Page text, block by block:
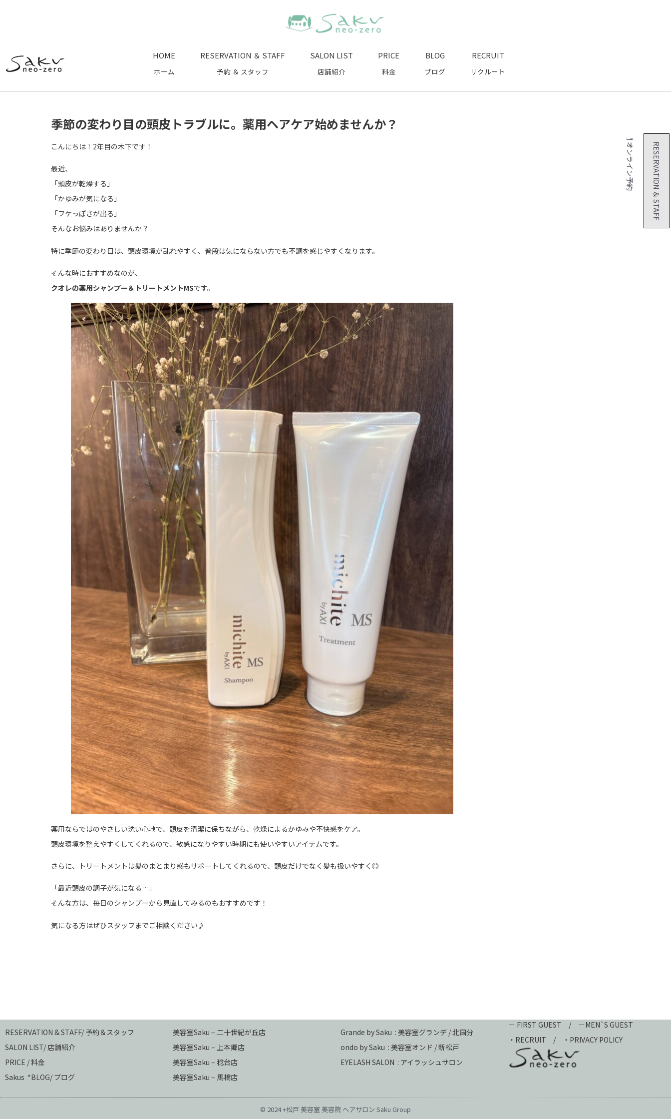
HOME
ホーム
RESERVATION ＆ STAFF
予約 ＆ スタッフ
SALON LIST
店舗紹介
PRICE
料金
BLOG
ブログ
RECRUIT
リクルート
季節の変わり目の頭皮トラブルに。薬用ヘアケア始めませんか？
こんにちは！2年目の木下です！
最近、
「頭皮が乾燥する」
「かゆみが気になる」
「フケっぽさが出る」
そんなお悩みはありませんか？
特に季節の変わり目は、頭皮環境が乱れやすく、普段は気にならない方でも不調を感じやすくなります。
そんな時におすすめなのが、
クオレの薬用シャンプー＆トリートメントMSです。
薬用ならではのやさしい洗い心地で、頭皮を清潔に保ちながら、乾燥によるかゆみや不快感をケア。
頭皮環境を整えやすくしてくれるので、敏感になりやすい時期にも使いやすいアイテムです。
さらに、トリートメントは髪のまとまり感もサポートしてくれるので、頭皮だけでなく髪も扱いやすく◎
「最近頭皮の調子が気になる…」
そんな方は、毎日のシャンプーから見直してみるのもおすすめです！
気になる方はぜひスタッフまでご相談ください♪
RESERVATION & STAFF/ 予約＆スタッフ
SALON LIST/ 店舗紹介
PRICE / 料金
Sakus *BLOG/ ブログ
美容室Saku – 二十世紀が丘店
美容室Saku – 上本郷店
美容室Saku – 稔台店
美容室Saku – 馬橋店
Grande by Saku : 美容室グランデ / 北国分
ondo by Saku : 美容室オンド / 新松戸
EYELASH SALON : アイラッシュサロン
RESERVATION ＆ STAFF
２４時間 オンライン予約
－ FIRST GUEST / －MEN`S GUEST
・ RECRUIT / ・PRIVACY POLICY
© 2024 +松戸 美容室 美容院 ヘアサロン Saku Group